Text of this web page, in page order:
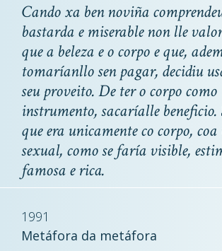
Cando xa ben noviña
bastarda e miserable non lle
que a beleza e o corpo e que,
tomaríanllo sen pagar, decidiu
seu proveito. De ter o corpo como
instrumento, sacaríalle beneficio.
que era unicamente co corpo,
sexual, como se faría visible,
famosa e rica.
1991
Metáfora da metáfora